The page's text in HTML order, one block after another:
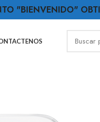
"BIENVENIDO"